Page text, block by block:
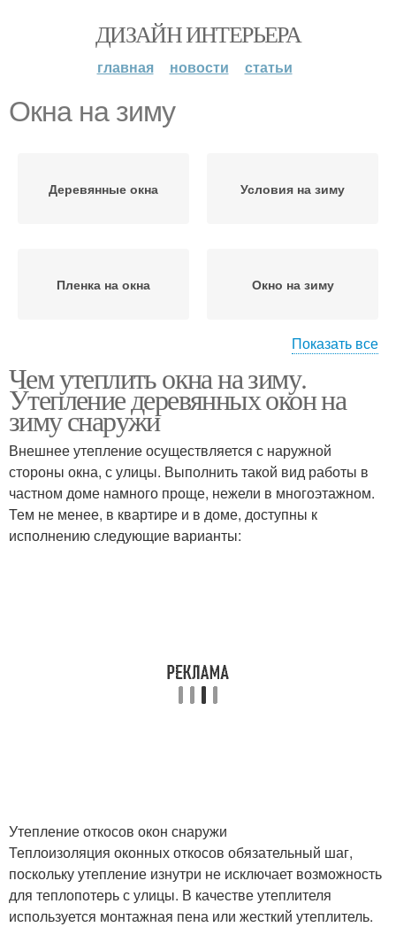
ДИЗАЙН ИНТЕРЬЕРА
главная новости статьи
Окна на зиму
Деревянные окна Условия на зиму
Пленка на окна Окно на зиму
Утеплитель для окон
Показать все
Чем утеплить окна на зиму.
Утепление деревянных окон на
зиму снаружи
Внешнее утепление осуществляется с наружной
стороны окна, с улицы. Выполнить такой вид работы в
частном доме намного проще, нежели в многоэтажном.
Тем не менее, в квартире и в доме, доступны к
исполнению следующие варианты:
Утепление откосов окон снаружи
Теплоизоляция оконных откосов обязательный шаг,
поскольку утепление изнутри не исключает возможность
для теплопотерь с улицы. В качестве утеплителя
используется монтажная пена или жесткий утеплитель.